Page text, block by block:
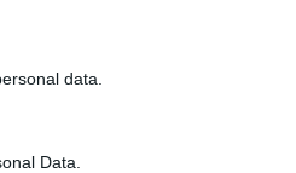
data.
Data.